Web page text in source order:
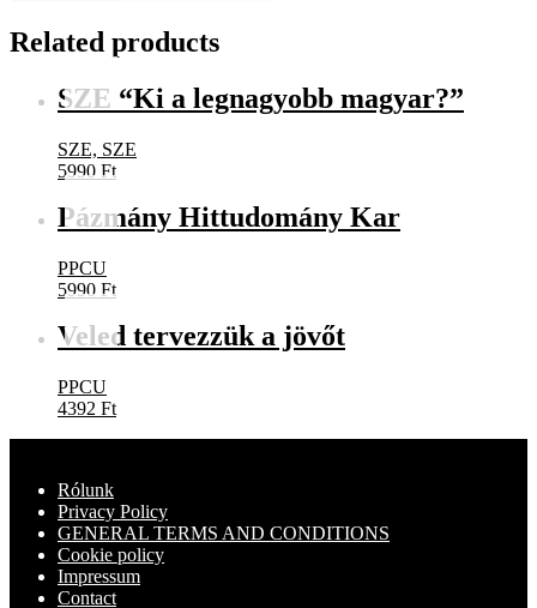
Related products
SZE “Ki a legnagyobb magyar?”
SZE, SZE
5990 Ft
Pázmány Hittudomány Kar
PPCU
5990 Ft
Veled tervezzük a jövőt
PPCU
4392 Ft
Rólunk
Privacy Policy
GENERAL TERMS AND CONDITIONS
Cookie policy
Impressum
Contact